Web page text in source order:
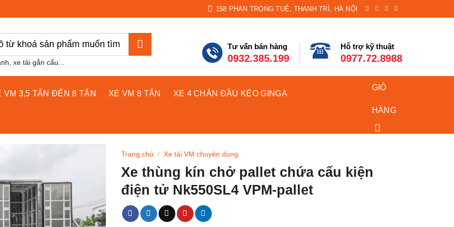
158 PHAN TRỌNG TUỆ, THANH TRÌ, HÀ NỘI
xe tải gắn cẩu...
Tư vấn bán hàng
0932.385.199
Hỗ trợ kỹ thuật
0977.72.8988
VM 3,5 TẤN ĐẾN 8 TẤN XE VM 8 TẤN XE 4 CHÂN ĐẦU KÉO GINGA
GIỎ
HÀNG
Trang chủ / Xe tải VM chuyên dùng
Xe thùng kín chở pallet chứa cấu kiện
điện tử Nk550SL4 VPM-pallet